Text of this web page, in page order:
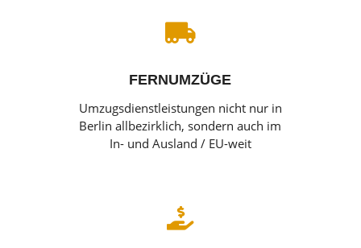

FERNUMZÜGE
Umzugsdienstleistungen nicht nur in
Berlin allbezirklich, sondern auch im
In- und Ausland / EU-weit
